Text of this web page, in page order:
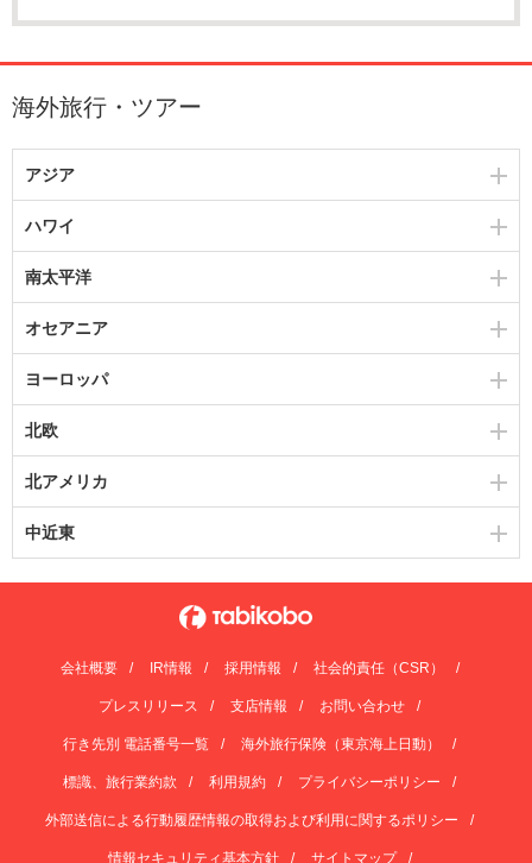
海外旅行・ツアー
アジア
ハワイ
南太平洋
オセアニア
ヨーロッパ
北欧
北アメリカ
中近東
会社概要 IR情報 採用情報 社会的責任（CSR）
プレスリリース 支店情報 お問い合わせ
行き先別 電話番号一覧 海外旅行保険（東京海上日動）
標識、旅行業約款 利用規約 プライバシーポリシー
外部送信による行動履歴情報の取得および利用に関するポリシー
情報セキュリティ基本方針 サイトマップ